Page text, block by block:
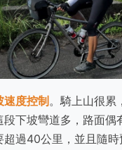
速度控制 。騎上山很累
段下坡彎道多，路面偶
過40公里，並且隨時